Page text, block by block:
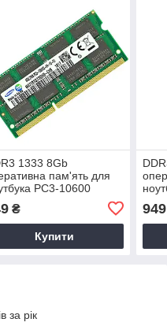
1333 8Gb
пам'ять для
PC3-10600
CH9
₴
Купити
949
за рік